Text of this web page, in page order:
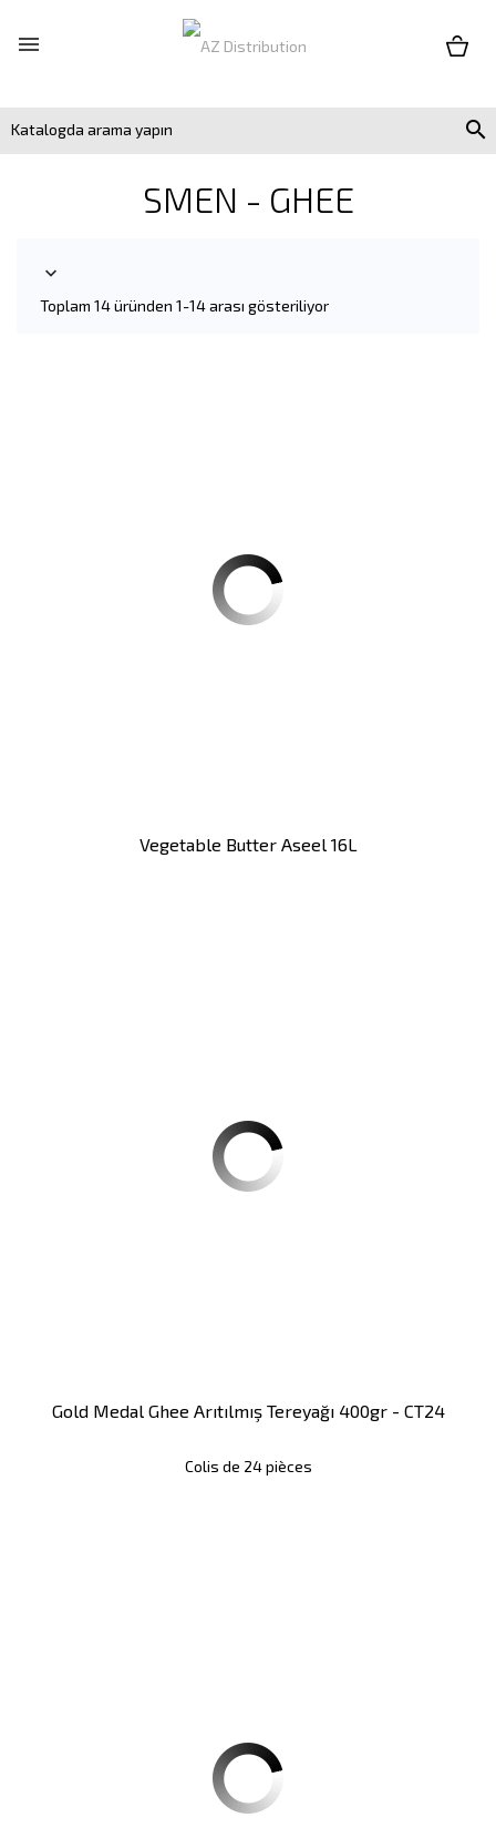


SMEN - GHEE

Toplam 14 üründen 1-14 arası gösteriliyor
Vegetable Butter Aseel 16L
Gold Medal Ghee Arıtılmış Tereyağı 400gr - CT24
Colis de 24 pièces